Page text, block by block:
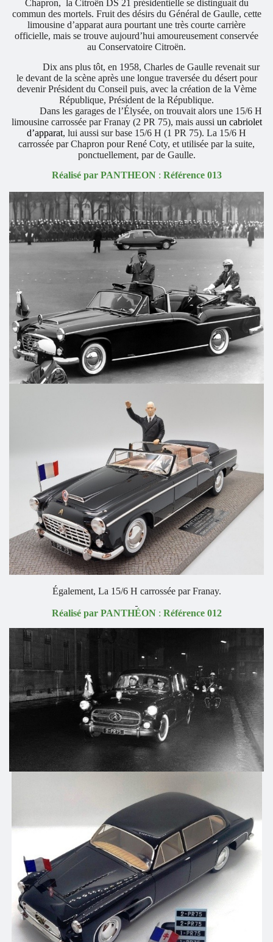
Chapron,
la Citroën DS 21 présidentielle se distinguait du
commun des mortels. Fruit des désirs du Général de Gaulle, cette
limousine d’apparat aura pourtant une très courte carrière
officielle, mais se trouve aujourd’hui amoureusement conservée
au Conservatoire Citroën.
Dix ans plus tôt, en 1958, Charles de Gaulle revenait sur
le devant de la scène après une longue traversée du désert pour
devenir Président du Conseil puis, avec la création de la Vème
République, Président de la République.
Dans les garages de l’Élysée, on trouvait alors une 15/6 H
limousine carrossée par Franay (2 PR 75), mais aussi un cabriolet
d’apparat, lui aussi sur base 15/6 H (1 PR 75). La 15/6 H
carrossée par Chapron pour René Coty, et utilisée par la suite,
ponctuellement, par de Gaulle.
Réalisé par PANTHEON: Référence 013
Également, La 15/6 H carrossée par Franay.
Réalisé par PANTHÉON: Référence 012